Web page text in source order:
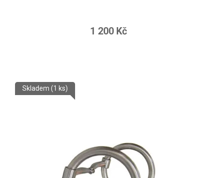
1 200 Kč
Skladem (1 ks)